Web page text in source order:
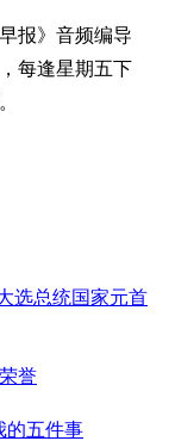
报》音频编导
每逢星期五下
选总统国家元首
誉
的五件事